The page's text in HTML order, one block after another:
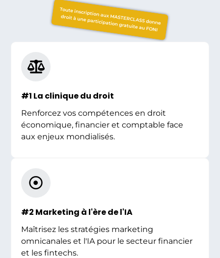
Toute inscription aux MASTERCLASS donne
droit à une participation gratuite au FONI
#1 La clinique du droit
Renforcez vos compétences en droit
économique, financier et comptable face
aux enjeux mondialisés.
#2 Marketing à l'ère de l'IA
Maîtrisez les stratégies marketing
omnicanales et l'IA pour le secteur financier
et les fintechs.